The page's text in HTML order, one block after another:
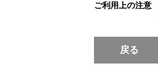
ご利用上の注意
戻る